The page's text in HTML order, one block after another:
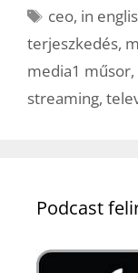
Címkék
ceo, in
terjeszkedés,
media1 műsor,
streaming,
Podcast